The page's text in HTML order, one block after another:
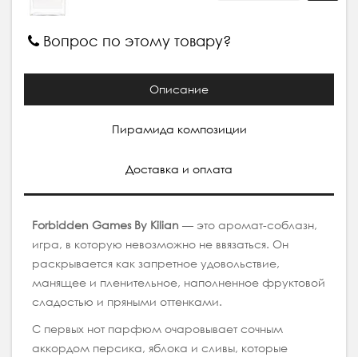
Вопрос по этому товару?
Описание
Пирамида композиции
Доставка и оплата
Forbidden Games By Kilian — это аромат-соблазн,
игра, в которую невозможно не ввязаться. Он
раскрывается как запретное удовольствие,
манящее и пленительное, наполненное фруктовой
сладостью и пряными оттенками.
С первых нот парфюм очаровывает сочным
аккордом персика, яблока и сливы, которые